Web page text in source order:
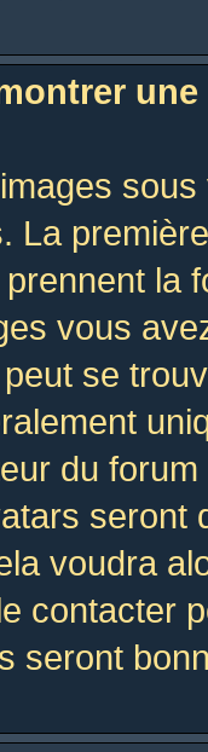
La
la
vous
se
du
seront
voudra
contacter
seront